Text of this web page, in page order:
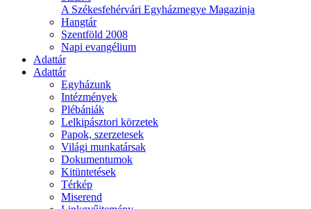
A Székesfehérvári Egyházmegye Magazinja
Hangtár
Szentföld 2008
Napi evangélium
Adattár
Adattár
Egyházunk
Intézmények
Plébániák
Lelkipásztori körzetek
Papok, szerzetesek
Világi munkatársak
Dokumentumok
Kitüntetések
Térkép
Miserend